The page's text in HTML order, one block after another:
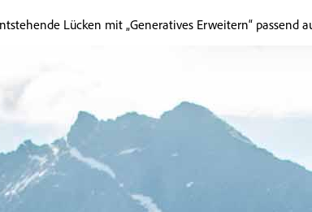
Lücken mit „Generatives Erweitern“ passend